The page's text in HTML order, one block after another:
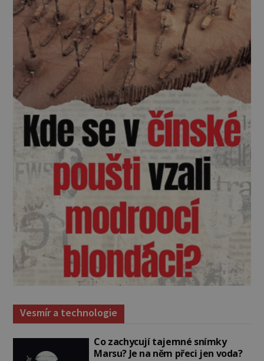
Vesmír a technologie
Co zachycují tajemné snímky
Marsu? Je na něm přeci jen voda?